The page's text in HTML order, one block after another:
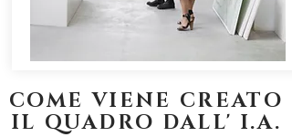
COME VIENE CREATO
IL QUADRO DALL' I.A.